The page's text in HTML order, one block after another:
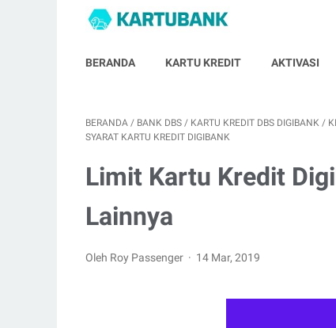
BERANDA KARTU KREDIT AKTIVASI
BERANDA / BANK DBS / KARTU KREDIT DBS DIGIBANK /
SYARAT KARTU KREDIT DIGIBANK
Limit Kartu Kredit
Lainnya
Oleh Roy Passenger 14 Mar, 2019